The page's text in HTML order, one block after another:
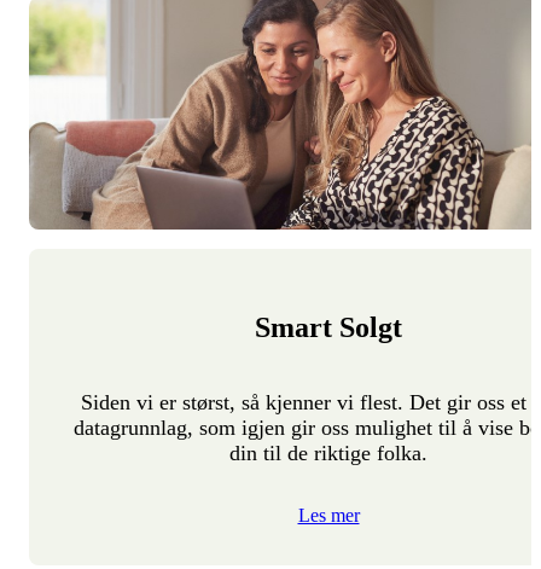
Smart Solgt
Siden vi er størst, så kjenner vi flest. Det gir oss et
datagrunnlag, som igjen gir oss mulighet til å vise
din til de riktige folka.
Les mer